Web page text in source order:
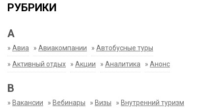
РУБРИКИ
А
» Авиа » Авиакомпании » Автобусные туры
» Активный отдых » Акции » Аналитика » Анонс
В
» Вакансии » Вебинары » Визы » Внутренний туризм